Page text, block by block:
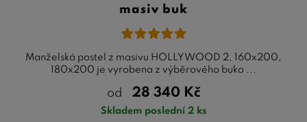
masiv buk
Manželská postel z masivu HOLLYWOOD 2, 160x200,
180x200 je vyrobena z výběrového buko ...
od 28 340 Kč
Skladem poslední 2 ks